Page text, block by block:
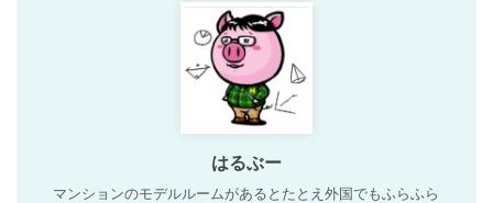
はるぶー
マンションのモデルルームがあるとたとえ外国でもふらふら